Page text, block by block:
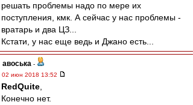
решать проблемы надо по мере их
поступления, кмк. А сейчас у нас проблемы -
вратарь и два ЦЗ...
Кстати, у нас еще ведь и Джано есть...
авоська -
02 июн 2018 13:52
RedQuite
Конечно нет.